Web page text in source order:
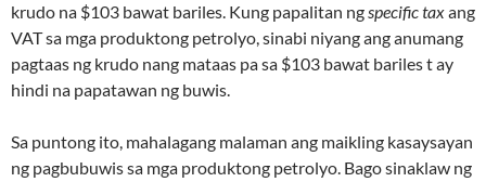
krudo na $103 bawat bariles. Kung papalitan ngspecific taxang
VAT sa mga produktong petrolyo, sinabi niyang ang anumang
pagtaas ng krudo nang mataas pa sa $103 bawat bariles t ay
hindi na papatawan ng buwis.
Sa puntong ito, mahalagang malaman ang maikling kasaysayan
ng pagbubuwis sa mga produktong petrolyo. Bago sinaklaw ng